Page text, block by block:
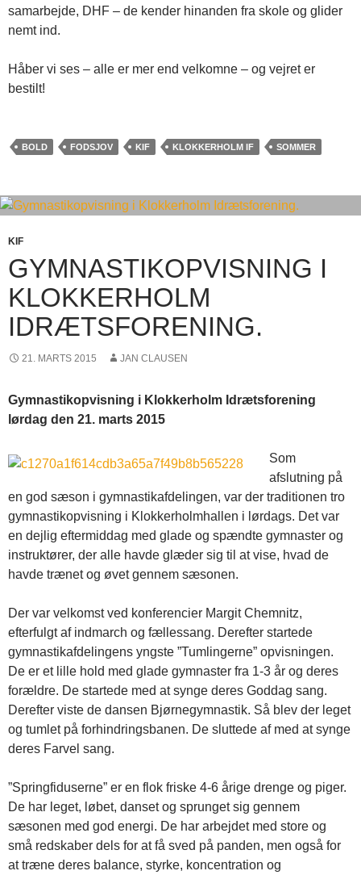
samarbejde, DHF – de kender hinanden fra skole og glider
nemt ind.
Håber vi ses – alle er mer end velkomne – og vejret er
bestilt!
BOLD FODSJOV KIF KLOKKERHOLM IF SOMMER
KIF
GYMNASTIKOPVISNING I
KLOKKERHOLM
IDRÆTSFORENING.
21. MARTS 2015 JAN CLAUSEN
Gymnastikopvisning i Klokkerholm Idrætsforening
lørdag den 21. marts 2015
Som
afslutning på
en god sæson i gymnastikafdelingen, var der traditionen tro
gymnastikopvisning i Klokkerholmhallen i lørdags. Det var
en dejlig eftermiddag med glade og spændte gymnaster og
instruktører, der alle havde glæder sig til at vise, hvad de
havde trænet og øvet gennem sæsonen.
Der var velkomst ved konferencier Margit Chemnitz,
efterfulgt af indmarch og fællessang. Derefter startede
gymnastikafdelingens yngste ”Tumlingerne” opvisningen.
De er et lille hold med glade gymnaster fra 1-3 år og deres
forældre. De startede med at synge deres Goddag sang.
Derefter viste de dansen Bjørnegymnastik. Så blev der leget
og tumlet på forhindringsbanen. De sluttede af med at synge
deres Farvel sang.
”Springfiduserne” er en flok friske 4-6 årige drenge og piger.
De har leget, løbet, danset og sprunget sig gennem
sæsonen med god energi. De har arbejdet med store og
små redskaber dels for at få sved på panden, men også for
at træne deres balance, styrke, koncentration og